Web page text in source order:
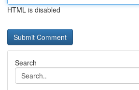
HTML is disabled
Search